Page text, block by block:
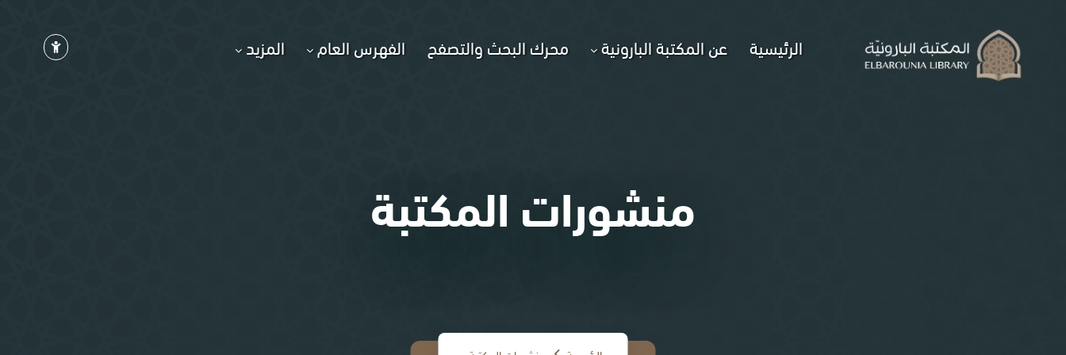
الرئيسية عن المكتبة البارونية محرك البحث والتصفح الفهرس العام المزيد
منشورات المكتبة